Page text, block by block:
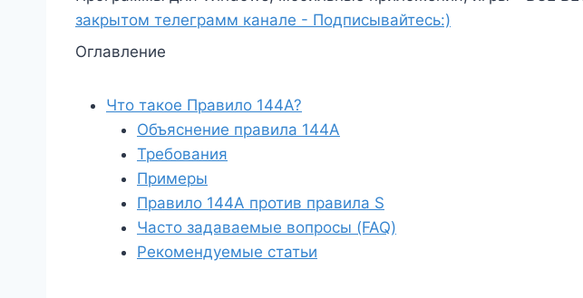
закрытом телеграмм канале - Подписывайтесь:)
Оглавление
Что такое Правило 144А?
Объяснение правила 144A
Требования
Примеры
Правило 144A против правила S
Часто задаваемые вопросы (FAQ)
Рекомендуемые статьи